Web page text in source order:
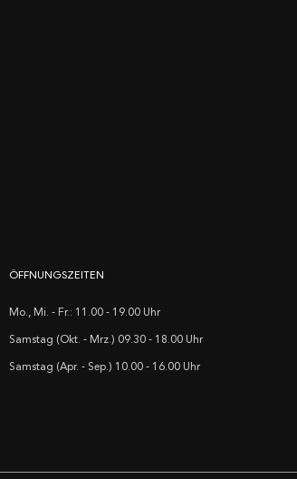
ÖFFNUNGSZEITEN
Mo., Mi. - Fr.: 11.00 - 19.00 Uhr
Samstag (Okt. - Mrz.) 09.30 - 18.00 Uhr
Samstag (Apr. - Sep.) 10.00 - 16.00 Uhr